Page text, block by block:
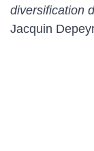
diversification
Jacquin